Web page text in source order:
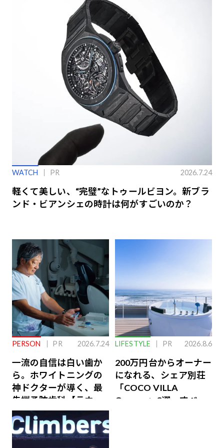
WATCH PR 2026.7.24
軽くて美しい、“完璧”なトゥールビヨン。新ブラ
ンド・ビアンシェの時計は何がすごいのか？
PERSON PR 2026.7.24
一流の自信は白い歯か
ら。ホワイトニングの
神ドクターが導く、最
先端予防歯科【ラウン
ジ会員特典あり】
LIFESTYLE PR 2026.8.6
200万円台からオーナー
になれる、シェア別荘
「COCO VILLA
Owners」3選。すべて